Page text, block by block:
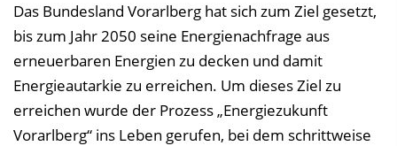
Das Bundesland Vorarlberg hat sich zum Ziel gesetzt,
bis zum Jahr 2050 seine Energienachfrage aus
erneuerbaren Energien zu decken und damit
Energieautarkie zu erreichen. Um dieses Ziel zu
erreichen wurde der Prozess „Energiezukunft
Vorarlberg“ ins Leben gerufen, bei dem schrittweise